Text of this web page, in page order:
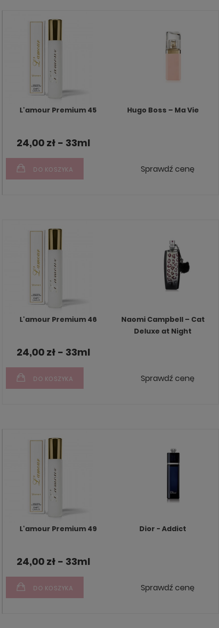
L'amour Premium 45 Hugo Boss – Ma Vie
24,00 zł - 33ml
DO KOSZYKA Sprawdź cenę
L'amour Premium 46
Naomi Campbell – Cat
Deluxe at Night
24,00 zł - 33ml
DO KOSZYKA Sprawdź cenę
L'amour Premium 49 Dior - Addict
24,00 zł - 33ml
DO KOSZYKA Sprawdź cenę